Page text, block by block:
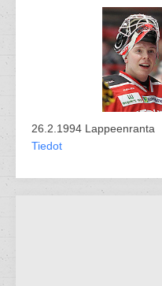
26.2.1994 Lappeenranta
Tiedot